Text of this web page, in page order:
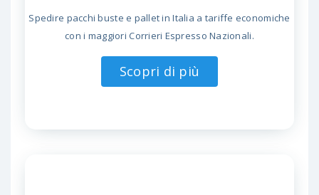
Spedire pacchi buste e pallet in Italia a tariffe economiche
con i maggiori Corrieri Espresso Nazionali.
Scopri di più